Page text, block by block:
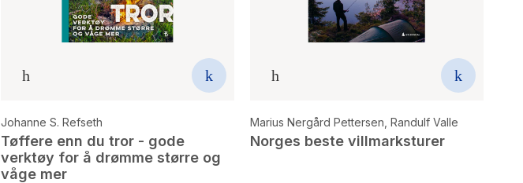
Johanne S. Refseth
Tøffere enn du tror - gode
verktøy for å drømme større og
våge mer
Marius Nergård Pettersen Randulf Valle
Norges beste villmarksturer